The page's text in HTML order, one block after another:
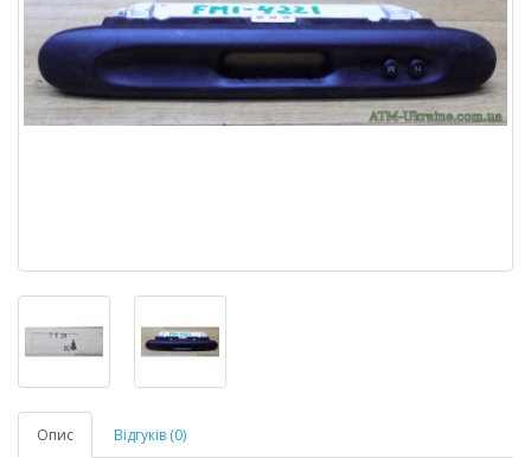
Опис Відгуків (0)